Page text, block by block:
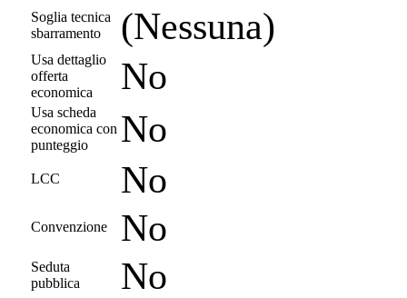
Soglia tecnica
sbarramento
(Nessuna)
Usa dettaglio
offerta
economica
No
Usa scheda
economica con
punteggio
No
LCC No
Convenzione No
Seduta
pubblica
No